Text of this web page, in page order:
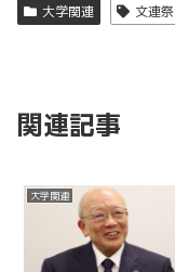
大学関連 文連祭
関連記事
大学関連